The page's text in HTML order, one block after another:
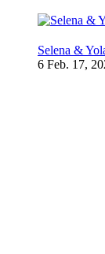
Selena &
6 Feb. 17,